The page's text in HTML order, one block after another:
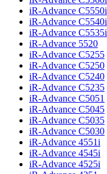
iR-Advance C5550i
iR-Advance C5540i
iR-Advance C5535i
iR-Advance 5520
iR-Advance C5255
iR-Advance C5250
iR-Advance C5240
iR-Advance C5235
iR-Advance C5051
iR-Advance C5045
iR-Advance C5035
iR-Advance C5030
iR-Advance 4551i
iR-Advance 4545i
iR-Advance 4525i